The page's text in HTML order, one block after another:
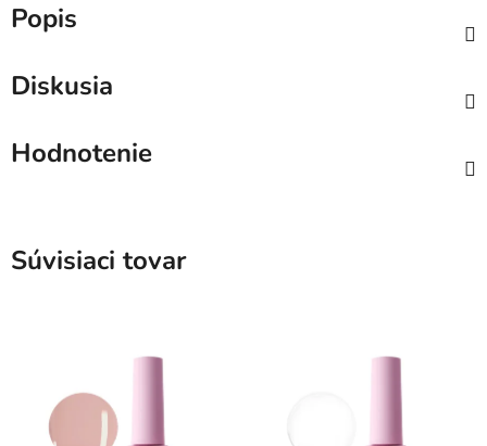
Popis
Diskusia
Hodnotenie
Súvisiaci tovar